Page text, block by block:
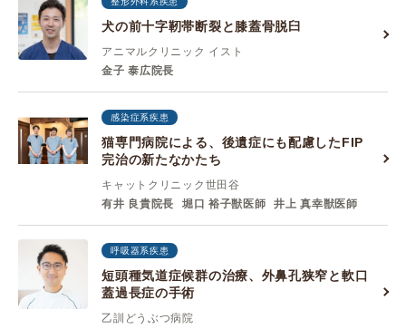
犬の前十字靭帯断裂と膝蓋骨脱臼
アニマルクリニック イスト
金子 泰広院長
感染症系疾患
猫専門病院による、後遺症にも配慮したFIP
完治の新たなかたち
キャットクリニック世田谷
有井 良貴院長
堀口 裕子獣医師 井上 真幸獣医師
呼吸器系疾患
短頭種気道症候群の治療、外鼻孔狭窄と軟口
蓋過長症の手術
乙訓どうぶつ病院